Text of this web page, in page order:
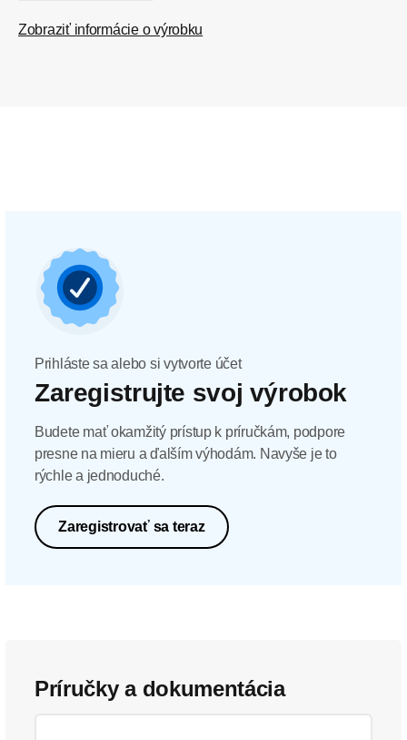
Zobraziť informácie o výrobku
Prihláste sa alebo si vytvorte účet
Zaregistrujte svoj výrobok
Budete mať okamžitý prístup k príručkám, podpore
presne na mieru a ďalším výhodám. Navyše je to
rýchle a jednoduché.
Zaregistrovať sa teraz
Príručky a dokumentácia